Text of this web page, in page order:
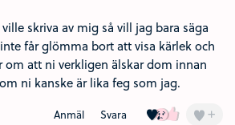
skriva av mig så vill jag bara säga
får glömma bort att visa kärlek och
om att ni verkligen älskar dom innan
ni kanske är lika feg som jag.
Anmäl Svara Kärlek (7)
Ledsen (2)
Tummen+